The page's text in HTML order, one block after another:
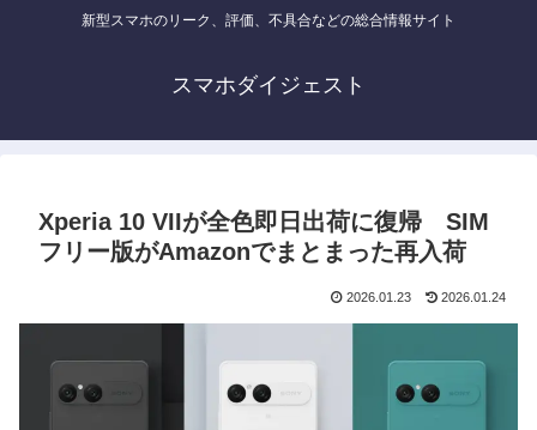
新型スマホのリーク、評価、不具合などの総合情報サイト
スマホダイジェスト
Xperia 10 VIIが全色即日出荷に復帰 SIM
フリー版がAmazonでまとまった再入荷
2026.01.23 2026.01.24